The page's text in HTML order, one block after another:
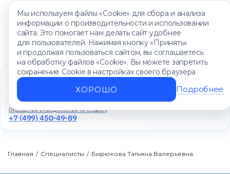
Мы используем файлы «Cookie» для сбора и анализа
информации о производительности и использовании
сайта. Это помогает нам делать сайт удобнее
для пользователей. Нажимая кнопку «Принять»
и продолжая пользоваться сайтом, вы соглашаетесь
на обработку файлов «Cookie». Вы можете запретить
сохранение Cookie в настройках своего браузера
ХОРОШО Подробнее
Единый контакт-центр
+7 (499) 450-88-89
Ежедневно с 8:00 до 20:00
Обращения и предложения по сервису
+7 (499) 450-49-89
Главная / Специалисты / Бирюкова Татьяна Валерьевна